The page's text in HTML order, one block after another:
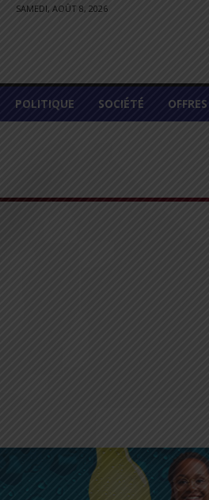
SAMEDI, AOÛT 8, 2026
POLITIQUE SOCIÉTÉ OFFRES